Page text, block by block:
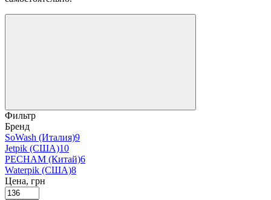
Фильтр
Бренд
SoWash (Италия)9
Jetpik (США)10
PECHAM (Китай)6
Waterpik (США)8
Цена, грн